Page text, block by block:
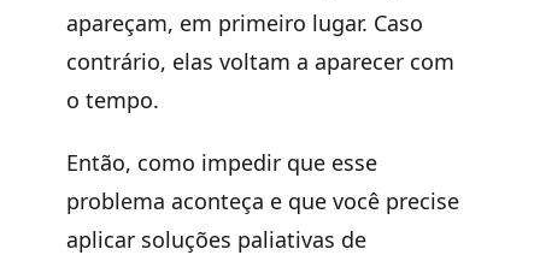
apareçam, em primeiro lugar. Caso
contrário, elas voltam a aparecer com
o tempo.
Então, como impedir que esse
problema aconteça e que você precise
aplicar soluções paliativas de